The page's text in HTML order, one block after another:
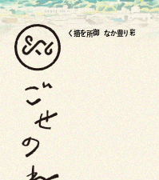
彩り豊かな
御所を描く